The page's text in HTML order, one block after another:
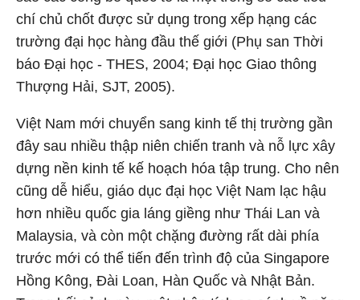
chí chủ chốt được sử dụng trong xếp hạng các
trường đại học hàng đầu thế giới (Phụ san Thời
báo Đại học - THES, 2004; Đại học Giao thông
Thượng Hải, SJT, 2005).
Việt Nam mới chuyển sang kinh tế thị trường gần
đây sau nhiều thập niên chiến tranh và nỗ lực xây
dựng nền kinh tế kế hoạch hóa tập trung. Cho nên
cũng dễ hiểu, giáo dục đại học Việt Nam lạc hậu
hơn nhiều quốc gia láng giềng như Thái Lan và
Malaysia, và còn một chặng đường rất dài phía
trước mới có thể tiến đến trình độ của Singapore
Hồng Kông, Đài Loan, Hàn Quốc và Nhật Bản.